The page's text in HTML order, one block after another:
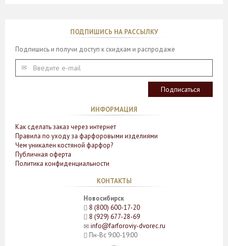
ПОДПИШИСЬ НА РАССЫЛКУ
Подпишись и получи доступ к скидкам и распродаже
ИНФОРМАЦИЯ
Как сделать заказ через интернет
Правила по уходу за фарфоровыми изделиями
Чем уникален костяной фарфор?
Публичная оферта
Политика конфиденциальности
КОНТАКТЫ
Новосибирск
8 (800) 600-17-20
8 (929) 677-28-69
info@farforoviy-dvorec.ru
Пн-Вс 9:00-19:00